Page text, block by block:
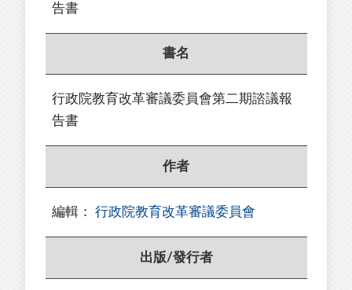
告書
書名
行政院教育改革審議委員會第二期諮議報
告書
作者
編輯： 行政院教育改革審議委員會
出版/發行者